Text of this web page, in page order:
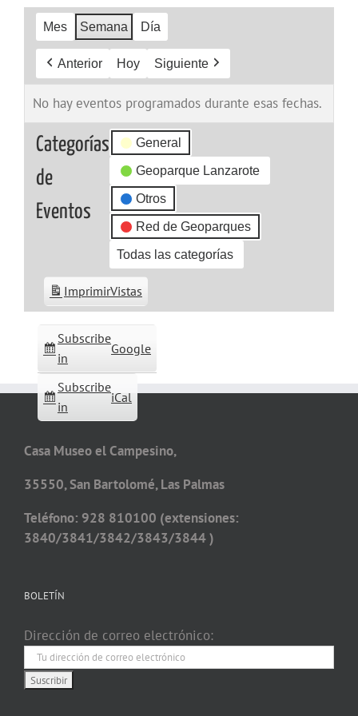
Mes Semana Día
Anterior Hoy Siguiente
No hay eventos programados durante esas fechas.
Categorías
de
Eventos
General
Geoparque Lanzarote
Otros
Red de Geoparques
Todas las categorías
Subscribe
in
Google
Subscribe
in
iCal
ImprimirVistas
Casa Museo el Campesino,
35550, San Bartolomé, Las Palmas
Teléfono: 928 810100 (extensiones:
3840/3841/3842/3843/3844 )
BOLETÍN
Dirección de correo electrónico: